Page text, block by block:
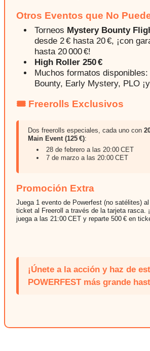
Otros Eventos que No
Torneos Mystery Bounty
desde 2 € hasta 20 €, ¡con
hasta 20 000 €!
High Roller 250 €
Muchos formatos
Bounty, Early Mystery, PLO
🎟️ Freerolls Exclusivos
Dos freerolls especiales, cada uno con
Main Event (125 €):
28 de febrero a las 20:00 CET
7 de marzo a las 20:00 CET
Promoción Extra
Juega 1 evento de Powerfest (no satélites)
ticket al Freeroll a través de la tarjeta rasca.
juega a las 21:00 CET y reparte 500 € en
¡Únete a la acción y haz de
POWERFEST más grande